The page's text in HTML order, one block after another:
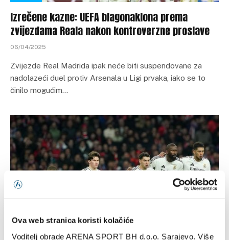
Ova web stranica koristi kolačiće
Voditelj obrade ARENA SPORT BH d.o.o. Sarajevo. Više
Izrečene kazne: UEFA blagonaklona prema
zvijezdama Reala nakon kontroverzne proslave
06/04/2025
Zvijezde Real Madrida ipak neće biti suspendovane za
nadolazeći duel protiv Arsenala u Ligi prvaka, iako se to
činilo mogućim…